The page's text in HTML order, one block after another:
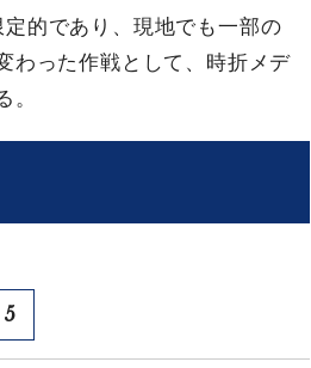
的であり、現地でも一部の
わった作戦として、時折メデ
。
5